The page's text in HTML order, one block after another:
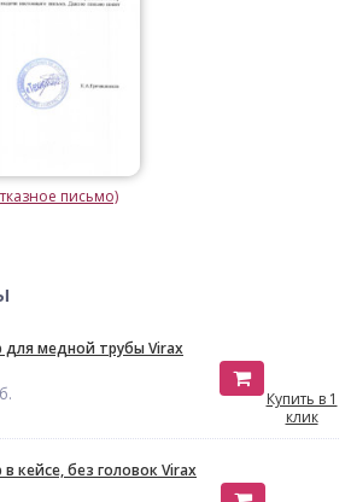
письмо)
для медной трубы Virax
Купить в 1
клик
кейсе, без головок Virax